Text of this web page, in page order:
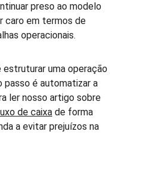
preso ao modelo
caro em termos de
operacionais.
uma operação
passo é automatizar a
ler nosso artigo sobre
de caixa de forma
a evitar prejuízos na